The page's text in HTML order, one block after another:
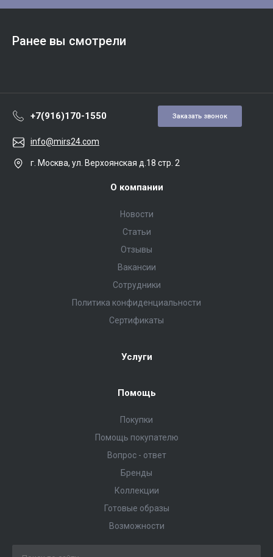
Ранее вы смотрели
+7(916)170-1550 Заказать звонок
info@mirs24.com
г. Москва, ул. Верхоянская д.18 стр. 2
О компании
Новости
Статьи
Отзывы
Вакансии
Сотрудники
Политика конфиденциальности
Сертификаты
Услуги
Помощь
Покупки
Помощь покупателю
Вопрос - ответ
Бренды
Коллекции
Готовые образы
Возможности